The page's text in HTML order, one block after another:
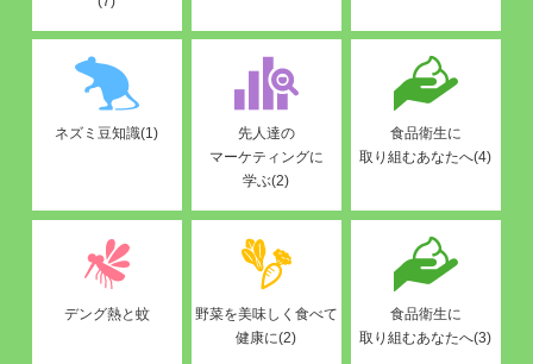
ネズミ豆知識(1)
先人達の
マーケティングに
学ぶ(2)
食品衛生に
取り組むあなたへ(4)
デング熱と蚊
野菜を美味しく食べて
健康に(2)
食品衛生に
取り組むあなたへ(3)